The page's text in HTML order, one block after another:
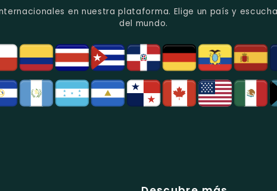
en nuestra plataforma. Elige un país y
del mundo.